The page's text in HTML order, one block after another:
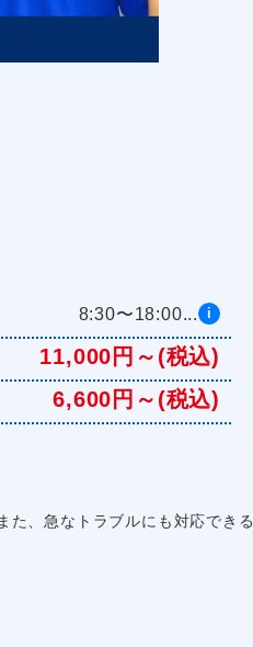
8:30〜18:00... i
11,000円～(税込)
6,600円～(税込)
た、急なトラブルにも対応できる